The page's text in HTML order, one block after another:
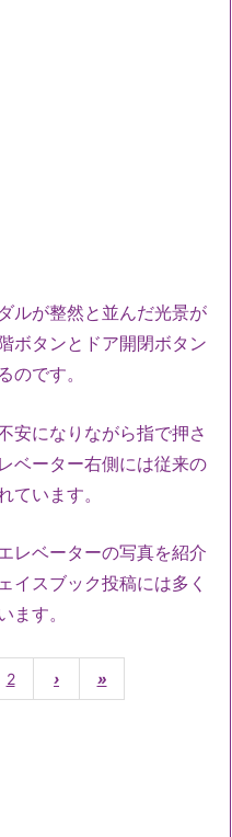
ルが整然と並んだ光景が
ボタンとドア開閉ボタン
のです。
安になりながら指で押さ
ベーター右側には従来の
ています。
レベーターの写真を紹介
イスブック投稿には多く
ます。
2 › »